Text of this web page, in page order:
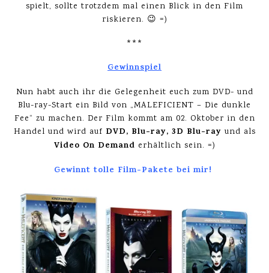
spielt, sollte trotzdem mal einen Blick in den Film
riskieren. 😉 =)
***
Gewinnspiel
Nun habt auch ihr die Gelegenheit euch zum DVD- und
Blu-ray-Start ein Bild von „MALEFICIENT – Die dunkle
Fee“ zu machen. Der Film kommt am 02. Oktober in den
Handel und wird auf DVD, Blu-ray, 3D Blu-ray und als
Video On Demand erhältlich sein. =)
Gewinnt tolle Film-Pakete bei mir!